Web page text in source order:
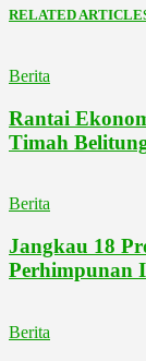
RELATED
Berita
Rantai
Timah
Berita
Jangkau 18
Perhimpunan
Berita